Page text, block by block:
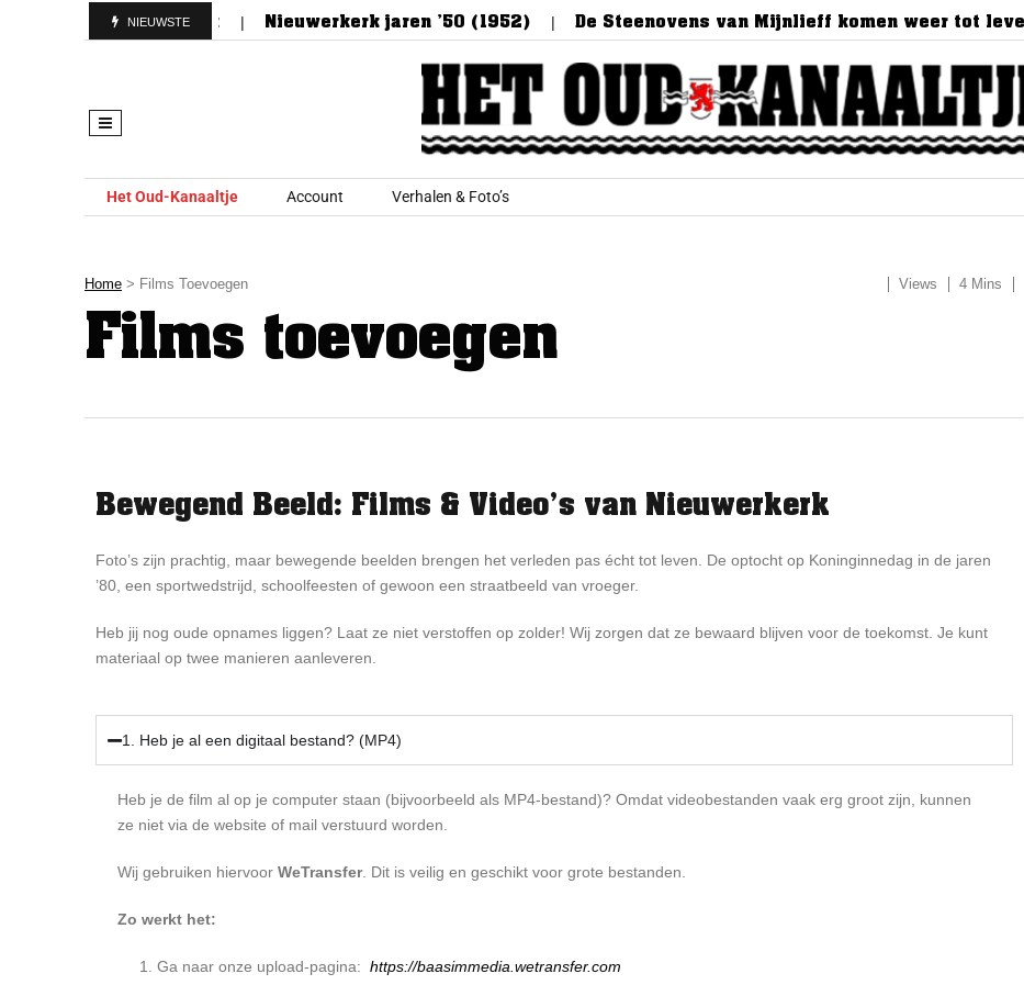
NIEUWSTE
van Nieuwerkerk Nieuwerkerk jaren ’50 (1952) De Steenovens van Mijnlieff komen weer tot leven!
Skip to content
Het Oud-Kanaaltje Account Verhalen & Foto’s
Home > Films Toevoegen Views 4 Mins
Films toevoegen
Bewegend Beeld: Films & Video’s van Nieuwerkerk
Foto’s zijn prachtig, maar bewegende beelden brengen het verleden pas écht tot leven. De optocht op Koninginnedag in de jaren
’80, een sportwedstrijd, schoolfeesten of gewoon een straatbeeld van vroeger.
Heb jij nog oude opnames liggen? Laat ze niet verstoffen op zolder! Wij zorgen dat ze bewaard blijven voor de toekomst. Je kunt
materiaal op twee manieren aanleveren.
1. Heb je al een digitaal bestand? (MP4)
Heb je de film al op je computer staan (bijvoorbeeld als MP4-bestand)? Omdat videobestanden vaak erg groot zijn, kunnen
ze niet via de website of mail verstuurd worden.
Wij gebruiken hiervoor WeTransfer. Dit is veilig en geschikt voor grote bestanden.
Zo werkt het:
Ga naar onze upload-pagina: https://baasimmedia.wetransfer.com